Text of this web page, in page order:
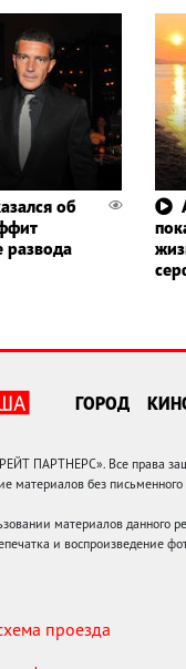
об
развода
ГОРОД
ПАРТНЕРС». Все права
материалов без
материалов данного
и воспроизведение
проезда